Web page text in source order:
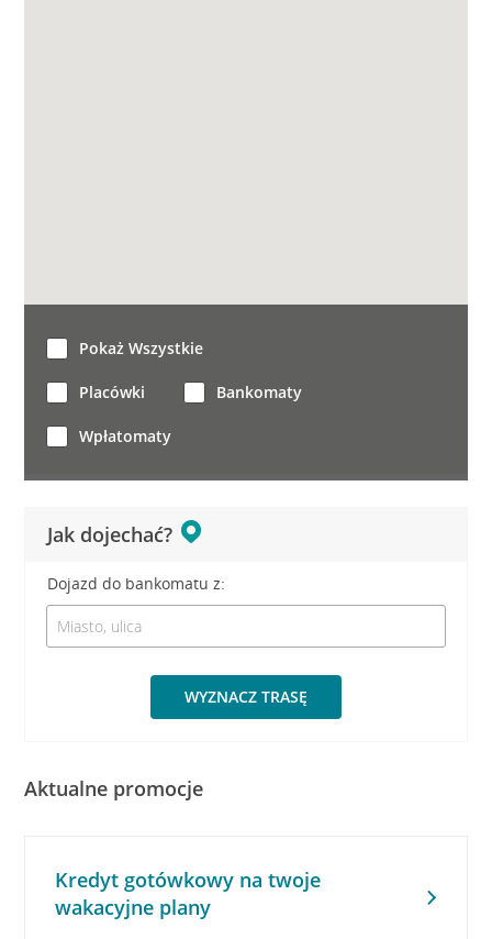
Jak dojechać?
Dojazd do bankomatu z:
WYZNACZ TRASĘ
Pokaż Wszystkie
Placówki Bankomaty
Wpłatomaty
Aktualne promocje
Kredyt gotówkowy na twoje
wakacyjne plany